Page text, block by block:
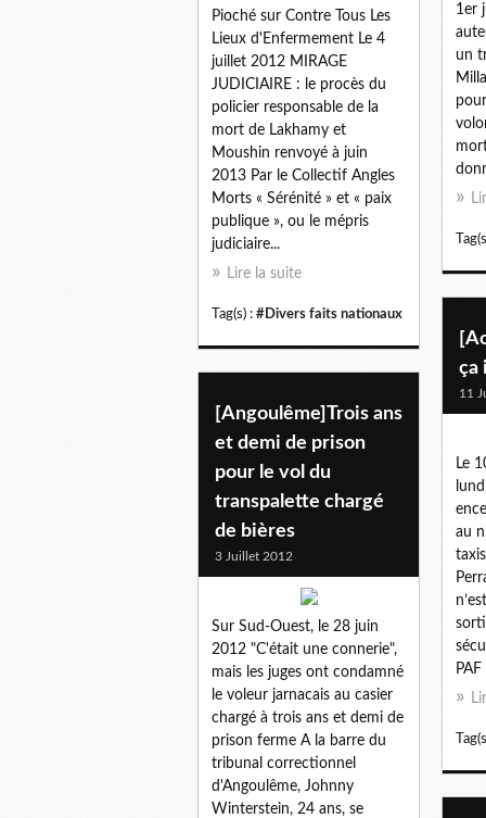
Pioché sur Contre Tous Les
Lieux d'Enfermement Le 4
juillet 2012 MIRAGE
JUDICIAIRE : le procès du
policier responsable de la
mort de Lakhamy et
Moushin renvoyé à juin
2013 Par le Collectif Angles
Morts « Sérénité » et « paix
publique », ou le mépris
judiciaire...
Lire la suite
Tag(s) : #Divers faits nationaux
1er
un
ça
11
Le
au
[Angoulême]Trois ans
et demi de prison
pour le vol du
transpalette chargé
de bières
3 Juillet 2012
Sur Sud-Ouest, le 28 juin
2012 "C'était une connerie",
mais les juges ont condamné
le voleur jarnacais au casier
chargé à trois ans et demi de
prison ferme A la barre du
tribunal correctionnel
d'Angoulême, Johnny
Winterstein, 24 ans, se